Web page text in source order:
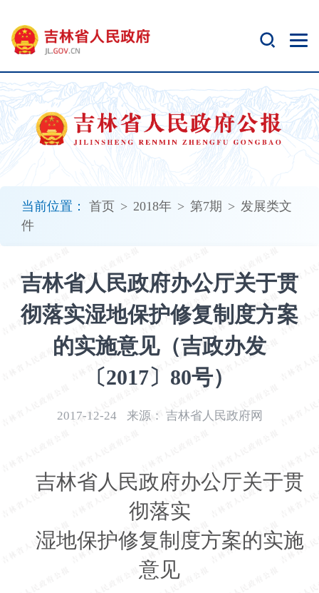
当前位置： 首页 > 2018年 > 第7期 > 发展类文
件
吉林省人民政府办公厅关于贯
彻落实湿地保护修复制度方案
的实施意见（吉政办发
〔2017〕80号）
2017-12-24 来源： 吉林省人民政府网
吉林省人民政府办公厅关于贯
彻落实
湿地保护修复制度方案的实施
意见
开
无
障
碍
说
明
加